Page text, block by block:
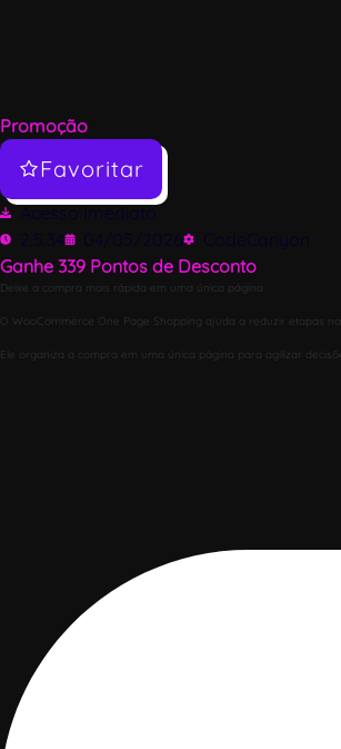
Promoção
Favoritar
Acesso Imediato
2.5.34
04/05/2026
CodeCanyon
Ganhe 339 Pontos de Desconto
Deixe a compra mais rápida em uma única página
O WooCommerce One Page Shopping ajuda a reduzir etapas
Ele organiza a compra em uma única página para agilizar